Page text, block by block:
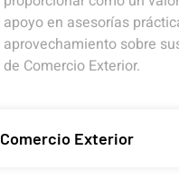
apoyo en asesorías
aprovechamiento sobre
de Comercio Exterior.
Comercio Exterior